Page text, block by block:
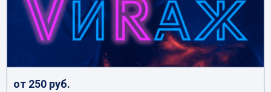
от 250 руб.